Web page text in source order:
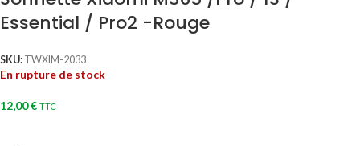
Essential / Pro2 -Rouge
SKU: TWXIM-2033
En rupture de stock
12,00€ TTC